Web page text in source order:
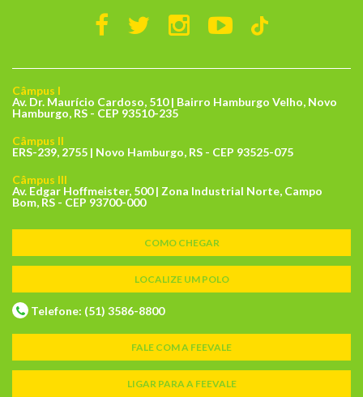
Câmpus I
Av. Dr. Maurício Cardoso, 510 | Bairro Hamburgo Velho, Novo
Hamburgo, RS - CEP 93510-235
Câmpus II
ERS-239, 2755 | Novo Hamburgo, RS - CEP 93525-075
Câmpus III
Av. Edgar Hoffmeister, 500 | Zona Industrial Norte, Campo
Bom, RS - CEP 93700-000
COMO CHEGAR
LOCALIZE UM POLO
Telefone: (51) 3586-8800
FALE COM A FEEVALE
LIGAR PARA A FEEVALE